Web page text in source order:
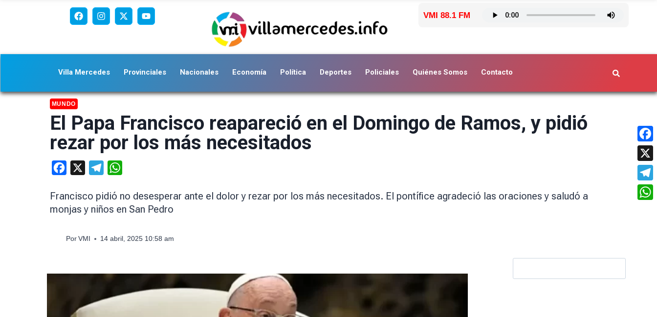
VMI 88.1 FM
Villa Mercedes Provinciales Nacionales Economía Política Deportes Policiales Quiénes Somos Contacto
MUNDO
El Papa Francisco reapareció en el Domingo de Ramos, y pidió
rezar por los más necesitados
Facebook Telegram
Francisco pidió no desesperar ante el dolor y rezar por los más necesitados. El pontífice agradeció las oraciones y saludó a
monjas y niños en San Pedro
Por VMI 14 abril, 2025 10:58 am
X